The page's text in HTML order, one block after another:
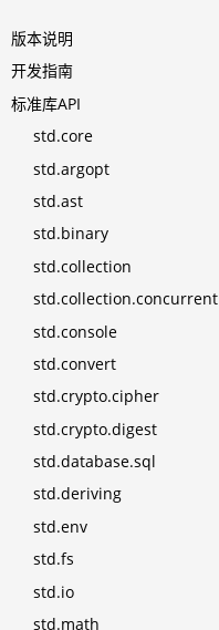
版本说明
开发指南
标准库API
std.core
std.argopt
std.ast
std.binary
std.collection
std.collection.concurrent
std.console
std.convert
std.crypto.cipher
std.crypto.digest
std.database.sql
std.deriving
std.env
std.fs
std.io
std.math